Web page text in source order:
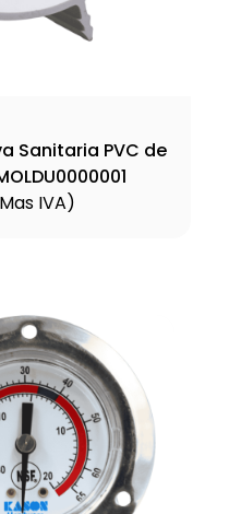
Sanitaria PVC de
IVA)